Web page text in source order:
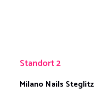
Standort 2
Milano Nails Steglitz